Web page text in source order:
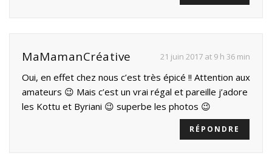
MaMamanCréative 21 juin 2017 at 9 h 36 min
Oui, en effet chez nous c’est très épicé !! Attention aux
amateurs 😉 Mais c’est un vrai régal et pareille j’adore
les Kottu et Byriani 😉 superbe les photos 😉
RÉPONDRE